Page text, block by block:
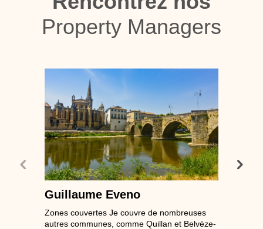
Property Managers
Guillaume Eveno
Zones couvertes Je couvre de nombreuses
autres communes, comme Quillan et Belvèze-